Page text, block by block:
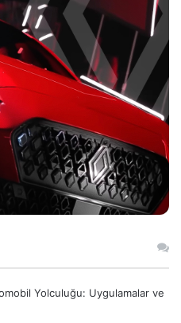
Yolculuğu: Uygulamalar ve